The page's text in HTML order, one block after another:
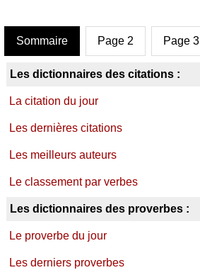
Sommaire Page 2 Page 3
Les dictionnaires des citations :
La citation du jour
Les dernières citations
Les meilleurs auteurs
Le classement par verbes
Les dictionnaires des proverbes :
Le proverbe du jour
Les derniers proverbes